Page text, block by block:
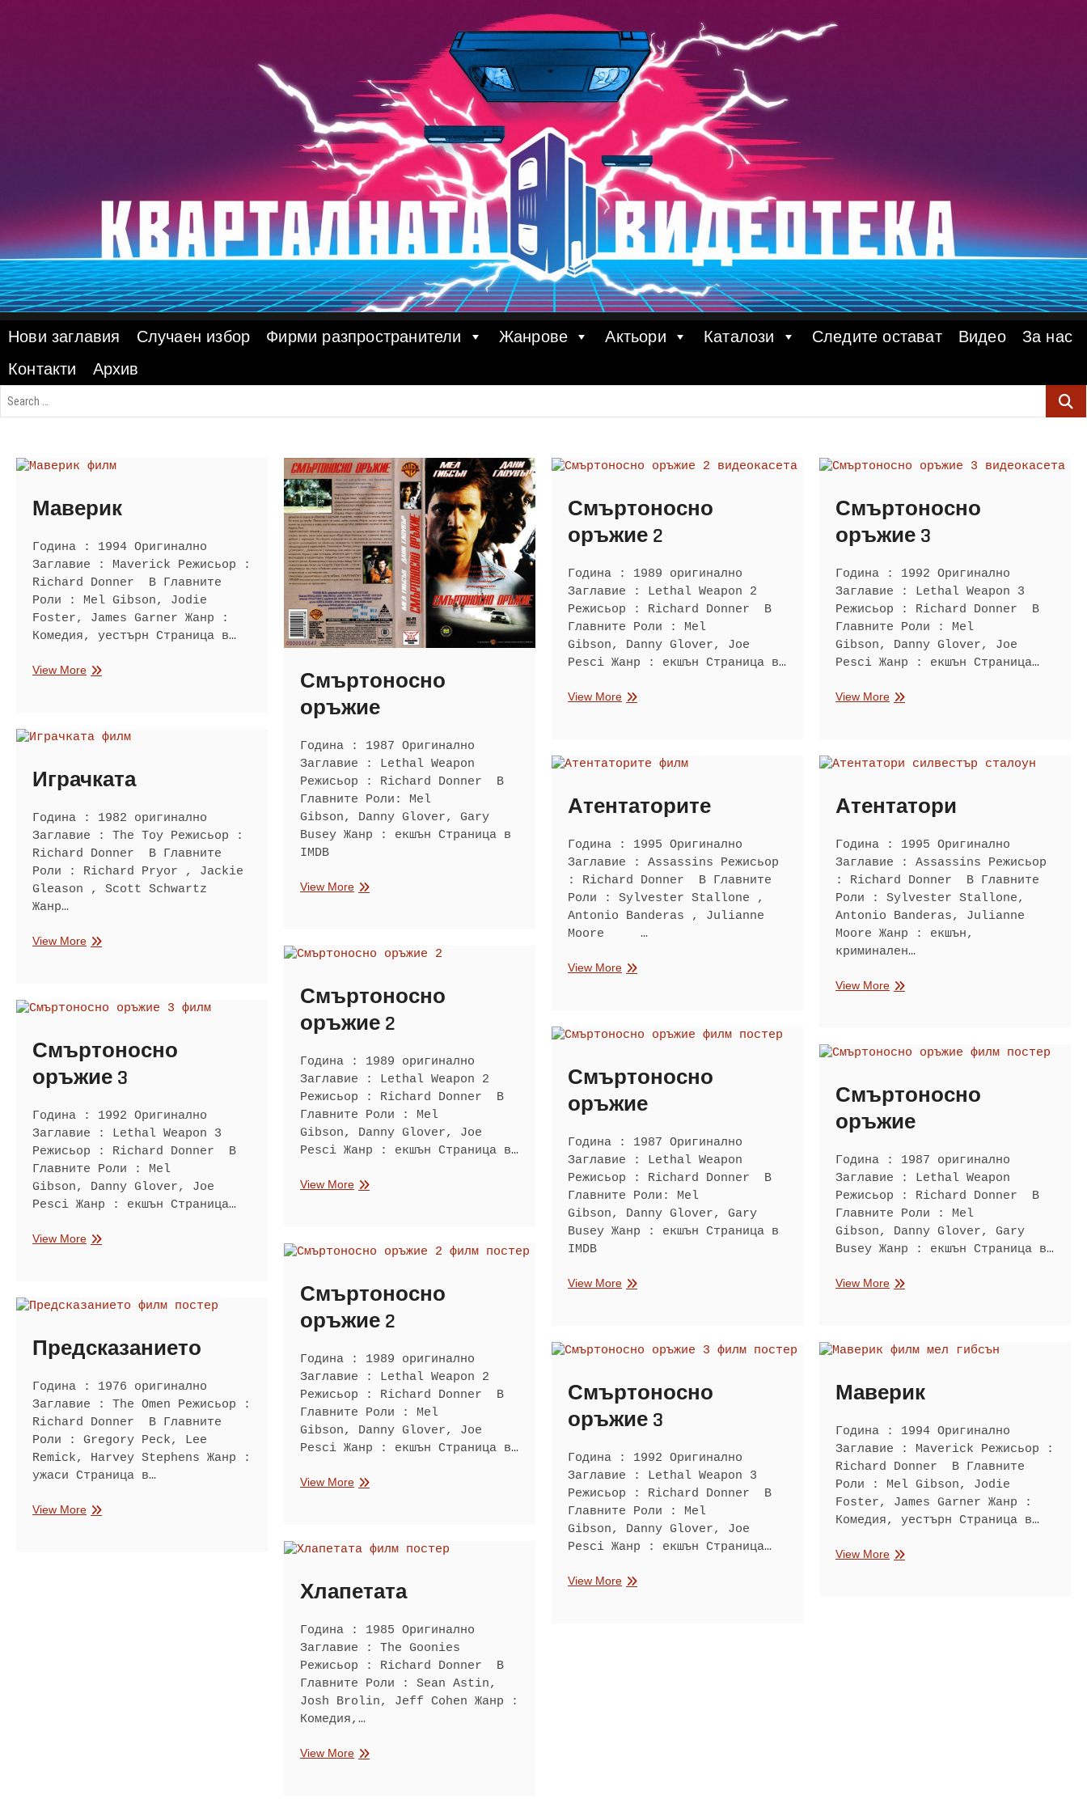
Нови заглавия Случаен избор Фирми разпространители Жанрове Актьори Каталози Следите остават Видео
За нас
Контакти
Архив
Маверик
Година : 1994 Оригинално
Заглавие : Maverick Режисьор :
Richard Donner В Главните
Роли : Mel Gibson, Jodie
Foster, James Garner Жанр :
Комедия, уестърн Страница в…
View MoreМаверик
Смъртоносно
оръжие
Година : 1987 Оригинално
Заглавие : Lethal Weapon
Режисьор : Richard Donner В
Главните Роли: Mel
Gibson, Danny Glover, Gary
Busey Жанр : екшън Страница в
IMDB
View MoreСмъртоносно
Смъртоносно
оръжие 2
Година : 1989 оригинално
Заглавие : Lethal Weapon 2
Режисьор : Richard Donner В
Главните Роли : Mel
Gibson, Danny Glover, Joe
Pesci Жанр : екшън Страница в…
View MoreСмъртоносно
Смъртоносно
оръжие 3
Година : 1992 Оригинално
Заглавие : Lethal Weapon 3
Режисьор : Richard Donner В
Главните Роли : Mel
Gibson, Danny Glover, Joe
Pesci Жанр : екшън Страница…
View MoreСмъртоносно
Играчката
Година : 1982 оригинално
Заглавие : The Toy Режисьор :
Richard Donner В Главните
Роли : Richard Pryor , Jackie
Gleason , Scott Schwartz
Жанр…
View MoreИграчката
Атентаторите
Година : 1995 Оригинално
Заглавие : Assassins Режисьор
: Richard Donner В Главните
Роли : Sylvester Stallone ,
Antonio Banderas , Julianne
Moore …
View MoreАтентаторите
Атентатори
Година : 1995 Оригинално
Заглавие : Assassins Режисьор
: Richard Donner В Главните
Роли : Sylvester Stallone,
Antonio Banderas, Julianne
Moore Жанр : екшън,
криминален…
View MoreАтентатори
Смъртоносно
оръжие 2
Година : 1989 оригинално
Заглавие : Lethal Weapon 2
Режисьор : Richard Donner В
Главните Роли : Mel
Gibson, Danny Glover, Joe
Pesci Жанр : екшън Страница в…
View MoreСмъртоносно
Смъртоносно
оръжие 3
Година : 1992 Оригинално
Заглавие : Lethal Weapon 3
Режисьор : Richard Donner В
Главните Роли : Mel
Gibson, Danny Glover, Joe
Pesci Жанр : екшън Страница…
View MoreСмъртоносно
Смъртоносно
оръжие
Година : 1987 Оригинално
Заглавие : Lethal Weapon
Режисьор : Richard Donner В
Главните Роли: Mel
Gibson, Danny Glover, Gary
Busey Жанр : екшън Страница в
IMDB
View MoreСмъртоносно
Смъртоносно
оръжие
Година : 1987 оригинално
Заглавие : Lethal Weapon
Режисьор : Richard Donner В
Главните Роли : Mel
Gibson, Danny Glover, Gary
Busey Жанр : екшън Страница в…
View MoreСмъртоносно
Смъртоносно
оръжие 2
Година : 1989 оригинално
Заглавие : Lethal Weapon 2
Режисьор : Richard Donner В
Главните Роли : Mel
Gibson, Danny Glover, Joe
Pesci Жанр : екшън Страница в…
View MoreСмъртоносно
Предсказанието
Година : 1976 оригинално
Заглавие : The Omen Режисьор :
Richard Donner В Главните
Роли : Gregory Peck, Lee
Remick, Harvey Stephens Жанр :
ужаси Страница в…
View MoreПредсказанието
Смъртоносно
оръжие 3
Година : 1992 Оригинално
Заглавие : Lethal Weapon 3
Режисьор : Richard Donner В
Главните Роли : Mel
Gibson, Danny Glover, Joe
Pesci Жанр : екшън Страница…
View MoreСмъртоносно
Маверик
Година : 1994 Оригинално
Заглавие : Maverick Режисьор :
Richard Donner В Главните
Роли : Mel Gibson, Jodie
Foster, James Garner Жанр :
Комедия, уестърн Страница в…
View MoreМаверик
Хлапетата
Година : 1985 Оригинално
Заглавие : The Goonies
Режисьор : Richard Donner В
Главните Роли : Sean Astin,
Josh Brolin, Jeff Cohen Жанр :
Комедия,…
View MoreХлапетата